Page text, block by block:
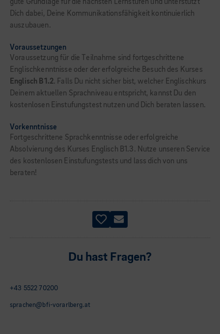
gute Grundlage für die nächsten Lernstufen und unterstützt
Dich dabei, Deine Kommunikationsfähigkeit kontinuierlich
auszubauen.
Voraussetzungen
Voraussetzung für die Teilnahme sind fortgeschrittene
Englischkenntnisse oder der erfolgreiche Besuch des Kurses
Englisch B1.2. Falls Du nicht sicher bist, welcher Englischkurs
Deinem aktuellen Sprachniveau entspricht, kannst Du den
kostenlosen Einstufungstest nutzen und Dich beraten lassen.
Vorkenntnisse
Fortgeschrittene Sprachkenntnisse oder erfolgreiche
Absolvierung des Kurses Englisch B1.3. Nutze unseren Service
des kostenlosen Einstufungstests und lass dich von uns
beraten!
Du hast Fragen?
+43 5522 70200
sprachen@bfi-vorarlberg.at